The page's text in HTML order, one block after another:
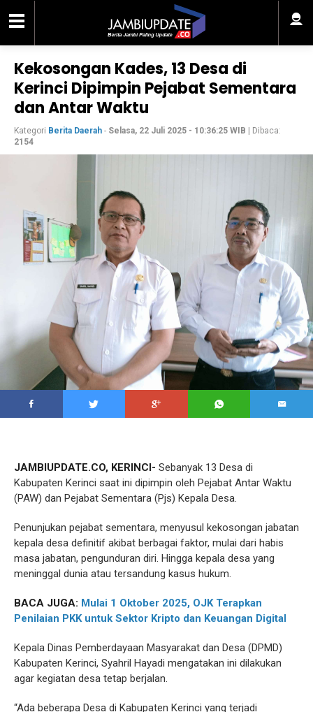
Kekosongan Kades, 13 Desa di
Kerinci Dipimpin Pejabat Sementara
dan Antar Waktu
Kategori Berita Daerah - Selasa, 22 Juli 2025 - 10:36:25 WIB | Dibaca:
2154
JAMBIUPDATE.CO, KERINCI- Sebanyak 13 Desa di
Kabupaten Kerinci saat ini dipimpin oleh Pejabat Antar Waktu
(PAW) dan Pejabat Sementara (Pjs) Kepala Desa.
Penunjukan pejabat sementara, menyusul kekosongan jabatan
kepala desa definitif akibat berbagai faktor, mulai dari habis
masa jabatan, pengunduran diri. Hingga kepala desa yang
meninggal dunia atau tersandung kasus hukum.
BACA JUGA: Mulai 1 Oktober 2025, OJK Terapkan
Penilaian PKK untuk Sektor Kripto dan Keuangan Digital
Kepala Dinas Pemberdayaan Masyarakat dan Desa (DPMD)
Kabupaten Kerinci, Syahril Hayadi mengatakan ini dilakukan
agar kegiatan desa tetap berjalan.
“Ada beberapa Desa di Kabupaten Kerinci yang terjadi